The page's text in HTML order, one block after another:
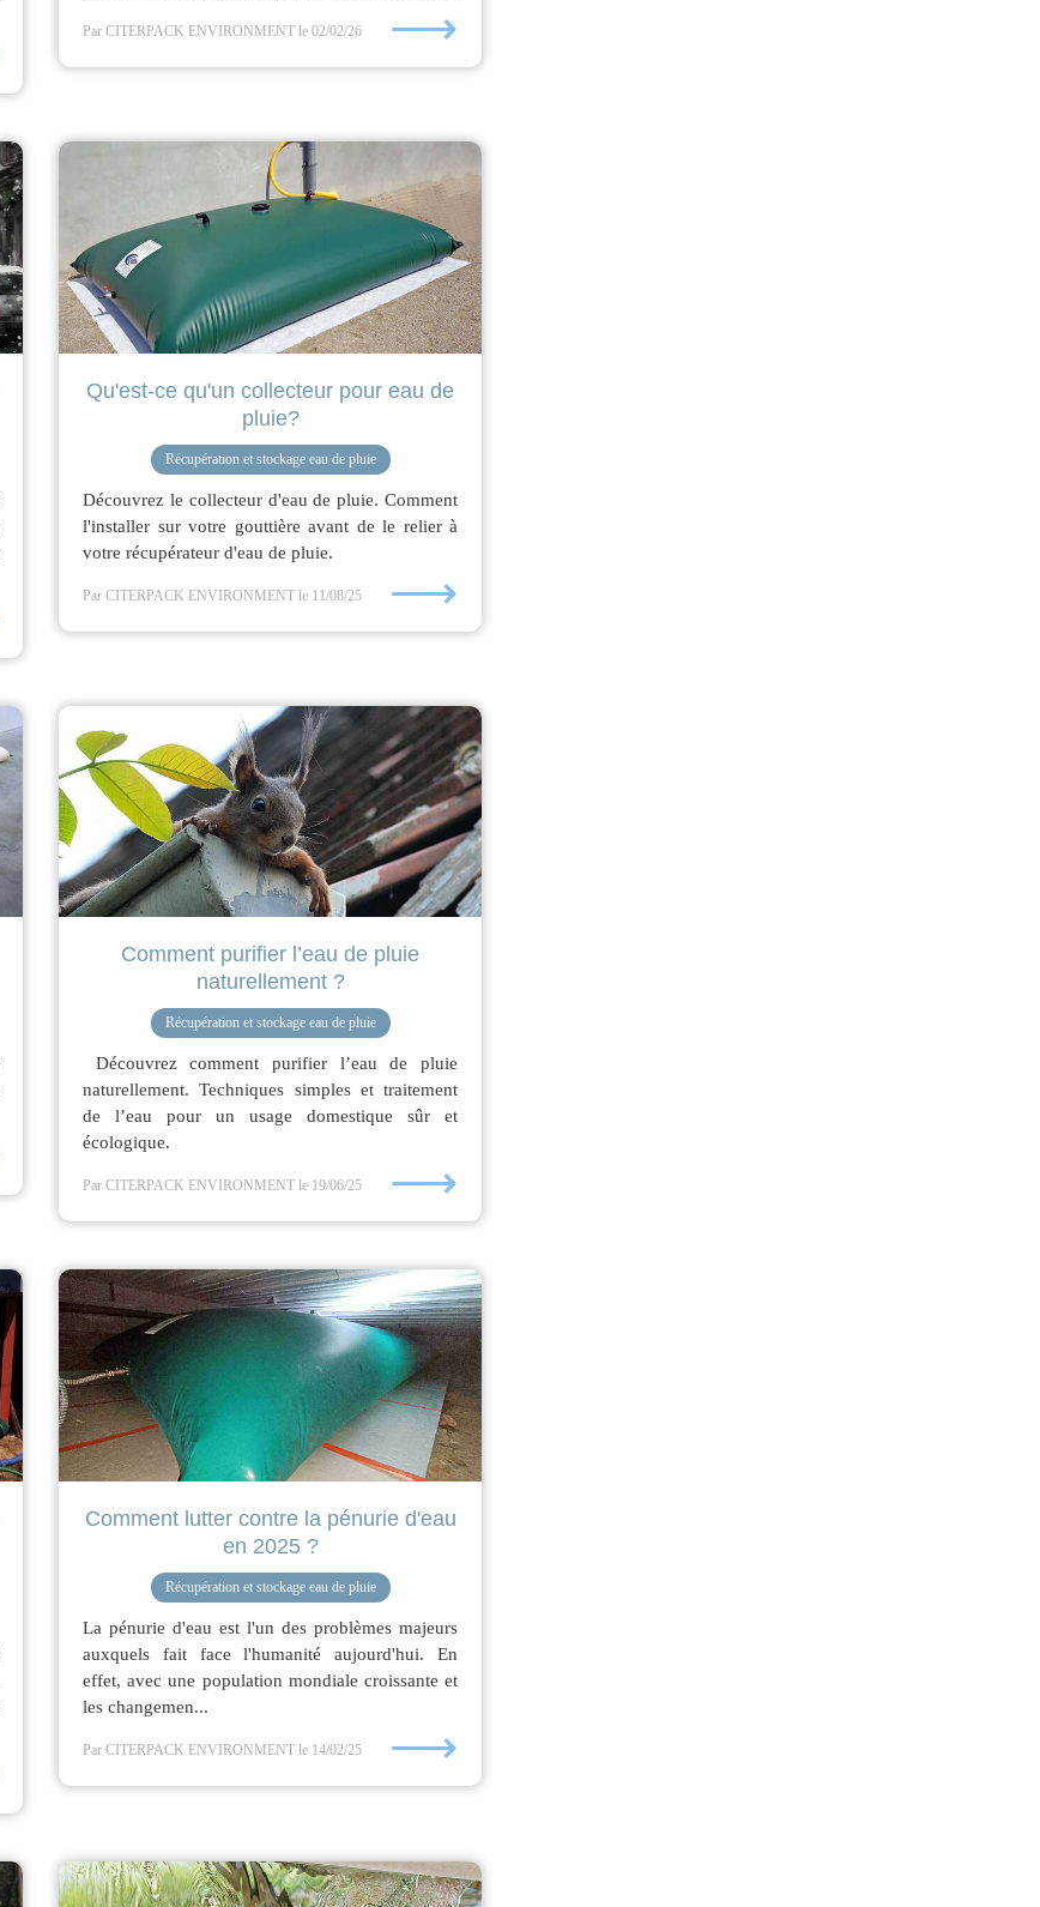
Par CITERPACK ENVIRONMENT le 02/02/26 ⟶
Qu'est-ce qu'un collecteur pour eau de
pluie?
Récupération et stockage eau de pluie
Découvrez le collecteur d'eau de pluie. Comment
l'installer sur votre gouttière avant de le relier à
votre récupérateur d'eau de pluie.
Par CITERPACK ENVIRONMENT le 11/08/25 ⟶
Comment purifier l’eau de pluie
naturellement ?
Récupération et stockage eau de pluie
Découvrez comment purifier l’eau de pluie
naturellement. Techniques simples et traitement
de l’eau pour un usage domestique sûr et
écologique.
Par CITERPACK ENVIRONMENT le 19/06/25 ⟶
Comment lutter contre la pénurie d'eau
en 2025 ?
Récupération et stockage eau de pluie
La pénurie d'eau est l'un des problèmes majeurs
auxquels fait face l'humanité aujourd'hui. En
effet, avec une population mondiale croissante et
les changemen...
Par CITERPACK ENVIRONMENT le 14/02/25 ⟶